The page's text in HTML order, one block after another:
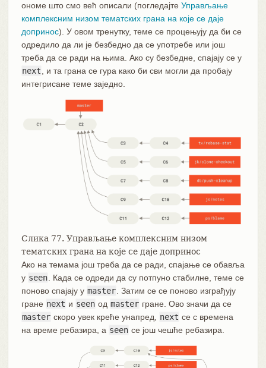
ономе што смо већ описали (погледајте Управљање
комплексним низом тематских грана на које се даје
допринос). У овом тренутку, теме се процењују да би се
одредило да ли је безбедно да се употребе или још
треба да се ради на њима. Ако су безбедне, спајају се у
next, и та грана се гура како би сви могли да пробају
интегрисане теме заједно.
Слика 77. Управљање комплексним низом
тематских грана на које се даје допринос
Ако на темама још треба да се ради, спајање се обавља
у seen. Када се одреди да су потпуно стабилне, теме се
поново спајају у master. Затим се се поново изграђују
гране next и seen од master гране. Ово значи да се
master скоро увек креће унапред, next се с времена
на време ребазира, а seen се још чешће ребазира.